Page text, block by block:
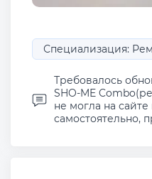
Специализация:
Требовалось
SHO-ME
не могла на
самостоятельно,